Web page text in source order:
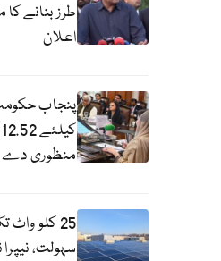
طرز بنانے
اعلان
پنجاب
منظوری
25 کلو
سہولت،